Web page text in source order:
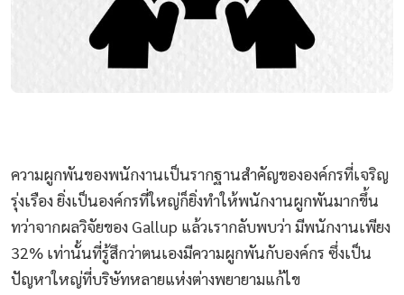
ความผูกพันของพนักงานเป็นรากฐานสำคัญขององค์กรที่เจริญ
รุ่งเรือง ยิ่งเป็นองค์กรที่ใหญ่ก็ยิ่งทำให้พนักงานผูกพันมากขึ้น
ทว่าจากผลวิจัยของ Gallup แล้วเรากลับพบว่า มีพนักงานเพียง
32% เท่านั้นที่รู้สึกว่าตนเองมีความผูกพันกับองค์กร ซึ่งเป็น
ปัญหาใหญ่ที่บริษัทหลายแห่งต่างพยายามแก้ไข